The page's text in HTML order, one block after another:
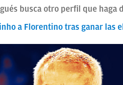
busca otro perfil que haga
a Florentino tras ganar las